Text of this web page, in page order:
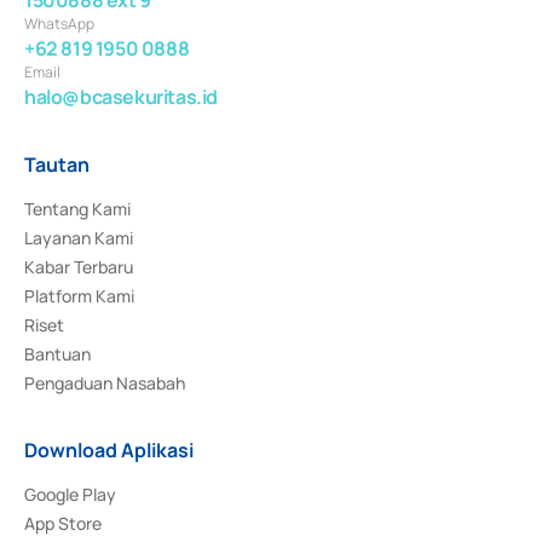
WhatsApp
+62 819 1950 0888
Email
halo@bcasekuritas.id
Tautan
Tentang Kami
Layanan Kami
Kabar Terbaru
Platform Kami
Riset
Bantuan
Pengaduan Nasabah
Download Aplikasi
Google Play
App Store